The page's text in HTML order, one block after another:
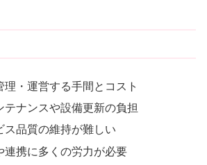
理・運営する手間とコスト
テナンスや設備更新の負担
ス品質の維持が難しい
連携に多くの労力が必要